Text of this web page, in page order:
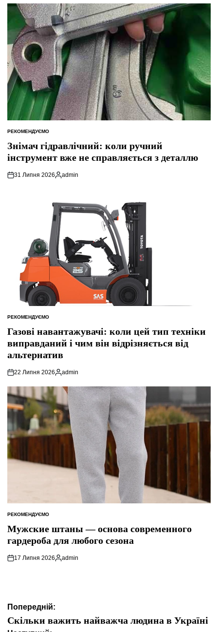
ОПУБЛІКУВАТИ
РЕКОМЕНДУЄМО
Знімач гідравлічний: коли ручний
інструмент вже не справляється з деталлю
31 Липня 2026
Опубліковано
admin
ОПУБЛІКУВАТИ
РЕКОМЕНДУЄМО
Газові навантажувачі: коли цей тип техніки
виправданий і чим він відрізняється від
альтернатив
22 Липня 2026
Опубліковано
admin
ОПУБЛІКУВАТИ
РЕКОМЕНДУЄМО
Мужские штаны — основа современного
гардероба для любого сезона
17 Липня 2026
Опубліковано
admin
Навігація
записів
Попередній:
Скільки важить найважча людина в Україні